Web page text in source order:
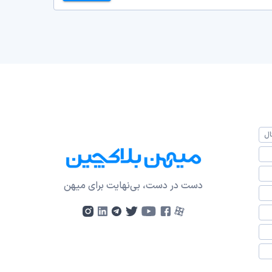
دست در دست، بی‌نهایت برای میهن